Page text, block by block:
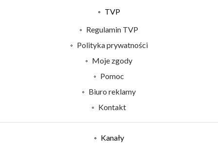
TVP
Centrum informacji TVP
Naziemna Telewizja Cyfrowa
Regulamin TVP
Polityka prywatności
Moje zgody
Pomoc
Biuro reklamy
Kontakt
Kanały